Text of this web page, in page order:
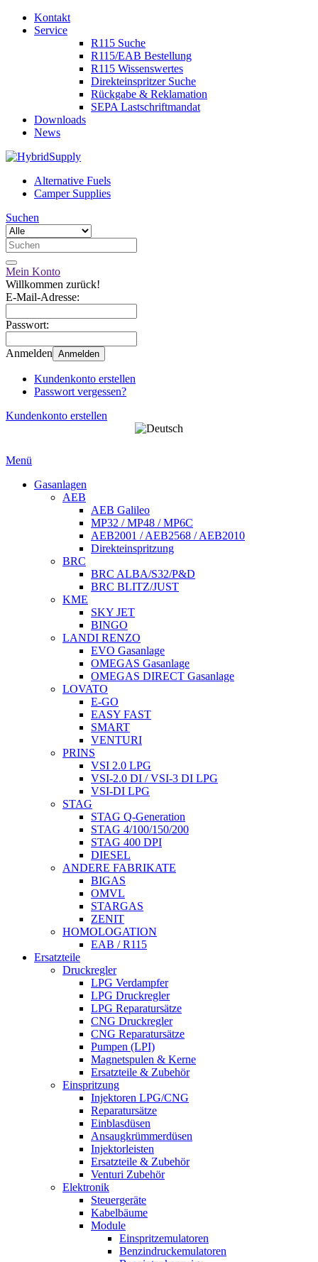
Kontakt
Service
R115 Suche
R115/EAB Bestellung
R115 Wissenswertes
Direkteinspritzer Suche
Rückgabe & Reklamation
SEPA Lastschriftmandat
Downloads
News
Alternative Fuels
Camper Supplies
Suchen
Mein Konto
Willkommen zurück!
E-Mail-Adresse:
Passwort:
Anmelden Anmelden
Kundenkonto erstellen
Passwort vergessen?
Kundenkonto erstellen
Menü
Gasanlagen
AEB
AEB Galileo
MP32 / MP48 / MP6C
AEB2001 / AEB2568 / AEB2010
Direkteinspritzung
BRC
BRC ALBA/S32/P&D
BRC BLITZ/JUST
KME
SKY JET
BINGO
LANDI RENZO
EVO Gasanlage
OMEGAS Gasanlage
OMEGAS DIRECT Gasanlage
LOVATO
E-GO
EASY FAST
SMART
VENTURI
PRINS
VSI 2.0 LPG
VSI-2.0 DI / VSI-3 DI LPG
VSI-DI LPG
STAG
STAG Q-Generation
STAG 4/100/150/200
STAG 400 DPI
DIESEL
ANDERE FABRIKATE
BIGAS
OMVL
STARGAS
ZENIT
HOMOLOGATION
EAB / R115
Ersatzteile
Druckregler
LPG Verdampfer
LPG Druckregler
LPG Reparatursätze
CNG Druckregler
CNG Reparatursätze
Pumpen (LPI)
Magnetspulen & Kerne
Ersatzteile & Zubehör
Einspritzung
Injektoren LPG/CNG
Reparatursätze
Einblasdüsen
Ansaugkrümmerdüsen
Injektorleisten
Ersatzteile & Zubehör
Venturi Zubehör
Elektronik
Steuergeräte
Kabelbäume
Module
Einspritzemulatoren
Benzindruckemulatoren